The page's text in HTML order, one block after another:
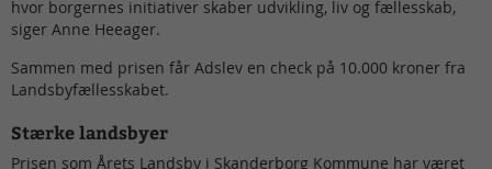
hvor borgernes initiativer skaber udvikling, liv og fællesskab,
siger Anne Heeager.
Sammen med prisen får Adslev en check på 10.000 kroner fra
Landsbyfællesskabet.
Stærke landsbyer
Prisen som Årets Landsby i Skanderborg Kommune har været